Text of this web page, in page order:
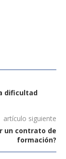
dificultad
artículo siguiente
un contrato de
formación?